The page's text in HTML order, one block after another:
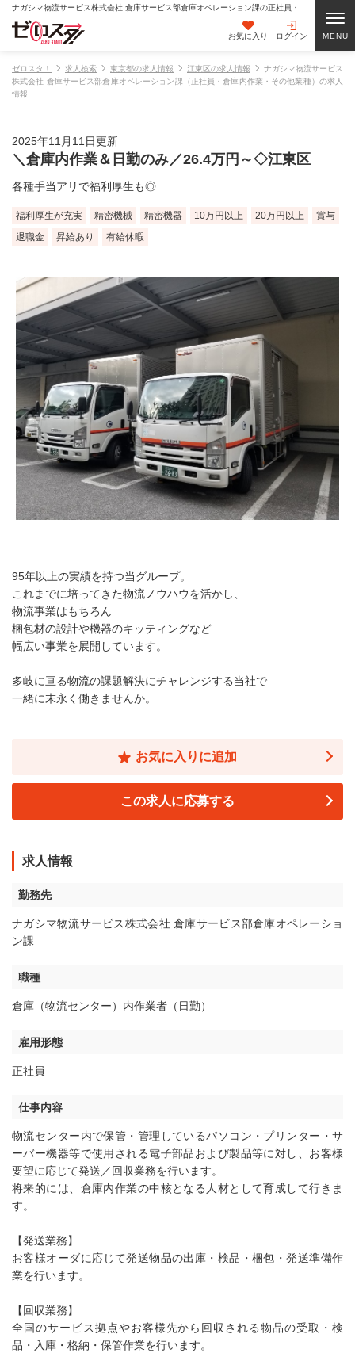
お気に入り ログイン
ゼロスタ！ 求人検索 東京都の求人情報 江東区の求人情報
ナガシマ物流サービス
株式会社 倉庫サービス部倉庫オペレーション課（正社員・倉庫内作業・その他業種）の求人
情報
2025年11月11日更新
＼倉庫内作業＆日勤のみ／26.4万円～◇江東区
各種手当アリで福利厚生も◎
福利厚生が充実 精密機械 精密機器 10万円以上 20万円以上
賞与
退職金
昇給あり 有給休暇
95年以上の実績を持つ当グループ。
これまでに培ってきた物流ノウハウを活かし、
物流事業はもちろん
梱包材の設計や機器のキッティングなど
幅広い事業を展開しています。
多岐に亘る物流の課題解決にチャレンジする当社で
一緒に末永く働きませんか。
お気に入りに追加
この求人に応募する
求人情報
勤務先
ナガシマ物流サービス株式会社 倉庫サービス部倉庫オペレーショ
ン課
職種
倉庫（物流センター）内作業者（日勤）
雇用形態
正社員
仕事内容
物流センター内で保管・管理しているパソコン・プリンター・サ
ーバー機器等で使用される電子部品および製品等に対し、お客様
要望に応じて発送／回収業務を行います。
将来的には、倉庫内作業の中核となる人材として育成して行きま
す。
【発送業務】
お客様オーダに応じて発送物品の出庫・検品・梱包・発送準備作
業を行います。
【回収業務】
全国のサービス拠点やお客様先から回収される物品の受取・検
品・入庫・格納・保管作業を行います。